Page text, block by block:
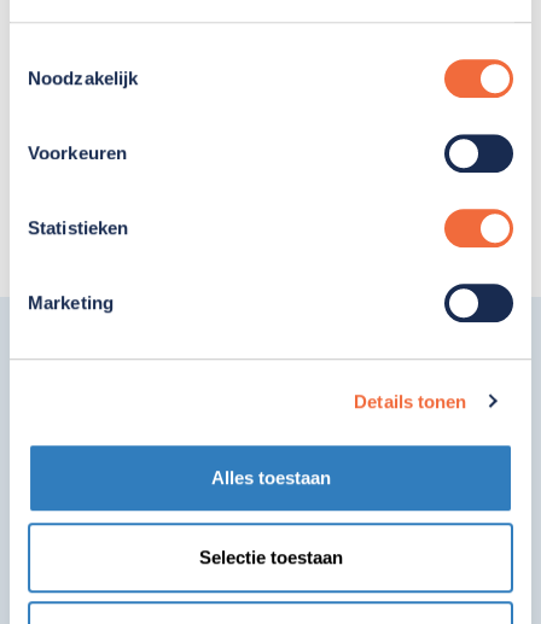
Noodzakelijk
Voorkeuren
Statistieken
Marketing
Details tonen
Alles toestaan
Selectie toestaan
staat de verbinding met de samenleving
Gemivaria Dordrecht is sinds 1992 gevestigd in
een karakteristiek winkelpand aan de
Voorstraat, de hoofdwinkelstraat van Dordrecht.
toiletten.